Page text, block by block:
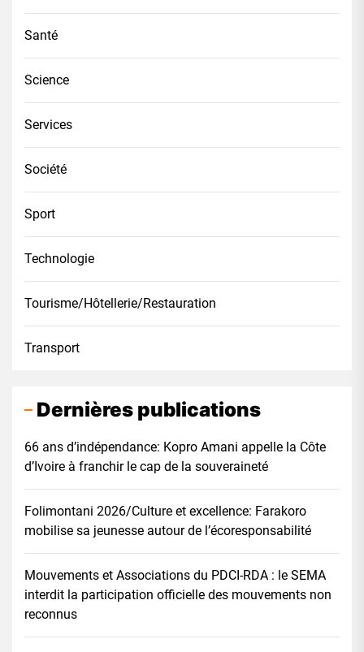
Santé
Science
Services
Société
Sport
Technologie
Tourisme/Hôtellerie/Restauration
Transport
Dernières publications
66 ans d’indépendance: Kopro Amani appelle la Côte
d’Ivoire à franchir le cap de la souveraineté
Folimontani 2026/Culture et excellence: Farakoro
mobilise sa jeunesse autour de l’écoresponsabilité
Mouvements et Associations du PDCI-RDA : le SEMA
interdit la participation officielle des mouvements non
reconnus